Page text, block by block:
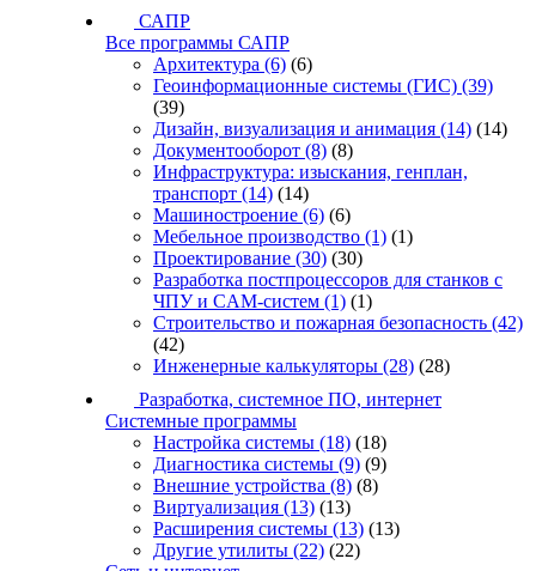
САПР
Все программы САПР
Архитектура (6) (6)
Геоинформационные системы (ГИС) (39)
(39)
Дизайн, визуализация и анимация (14) (14)
Документооборот (8) (8)
Инфраструктура: изыскания, генплан,
транспорт (14) (14)
Машиностроение (6) (6)
Мебельное производство (1) (1)
Проектирование (30) (30)
Разработка постпроцессоров для станков с
ЧПУ и CAM-систем (1) (1)
Строительство и пожарная безопасность (42)
(42)
Инженерные калькуляторы (28) (28)
Разработка, системное ПО, интернет
Системные программы
Настройка системы (18) (18)
Диагностика системы (9) (9)
Внешние устройства (8) (8)
Виртуализация (13) (13)
Расширения системы (13) (13)
Другие утилиты (22) (22)